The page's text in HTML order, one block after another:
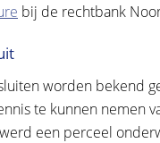
bij de rechtbank
worden bekend
te kunnen nemen
een perceel